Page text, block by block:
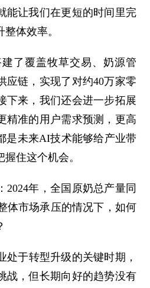
能让我们在更短的时间里完
体效率。
覆盖牧草交易、奶源管
应链，实现了对约40万家零
下来，我们还会进一步拓展
精准的用户需求预测，更高
未来AI技术能够给产业带
住这个机会。
年，全国原奶总产量同
体市场承压的情况下，如何
于转型升级的关键时期，
战，但长期向好的趋势没有